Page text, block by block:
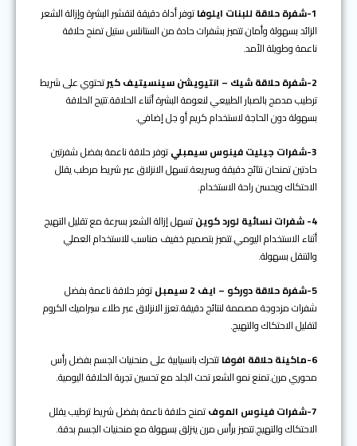
1-شفرة حلاقة للبنات ايلوفا
توفر أداة دقيقة لتقشير البشرة وإزالة الشعر
الزائد بسهولة وأمان.تتميز بشفرات حادة من الستانلس ستيل تمنح حلاقة
ناعمة وطويلة الأمد.
2-شفرة حلاقة شيك – انتيويشن سينسيتيف كير
تحتوي على شريط
ترطيب مدمج بالصبار الطبيعي لنعومة البشرة أثناء الحلاقة.تتيح الحلاقة
بسهولة دون الحاجة لاستخدام كريم أو جل إضافي.
3- شفرات جيليت فينوس سيمبليتوفر حلاقة ناعمة بفضل شفرتين
حادتين تمنحان نتائج دقيقة وسريعة.تسهل الانزلاق عبر شريط مرطب يقلل
الاحتكاك ويحسن راحة الاستخدام.
4- شفرات نسائية لورد كوين
تسهل إزالة الشعر بسرعة مع تقليل التهيج
أثناء الاستخدام اليومي.تتميز بتصميم خفيف مناسب للاستخدام العملي
والتنقل بسهولة.
5-شفرة حلاقة دوركو – ايف 2 سيمبل
توفر حلاقة ناعمة بفضل
شفرات مزدوجة مصممة لنتائج دقيقة.تعزز الانزلاق عبر طلاء سيراميك الكروم
لتقليل الاحتكاك والتهيج.
6-ماكينة حلاقة افوفا
تتحرك بانسيابية على منحنيات الجسم بفضل رأس
محوري مرن.تمنع نمو الشعر تحت الجلد مع تحسين تجربة الحلاقة اليومية.
7-شفرات فينوس الموف
تمنح حلاقة ناعمة بفضل شريط ترطيب يقلل
الاحتكاك والتهيج.تتميز برأس مرن ينزلق بسهولة مع منحنيات الجسم بدقة.